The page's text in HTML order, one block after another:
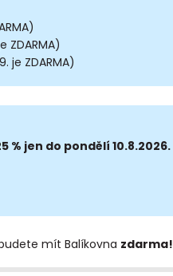
ZDARMA)
je ZDARMA)
% jen do pondělí 10.8.2026.
mít Balíkovna zdarma!